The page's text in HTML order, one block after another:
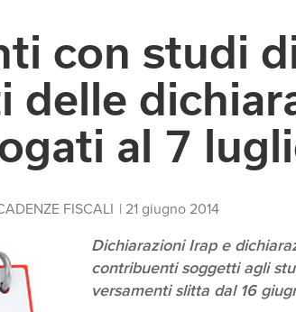
con studi
delle
al 7
FISCALI 21 giugno 2014
Dichiarazioni Irap e
contribuenti soggetti agli
versamenti slitta dal 16